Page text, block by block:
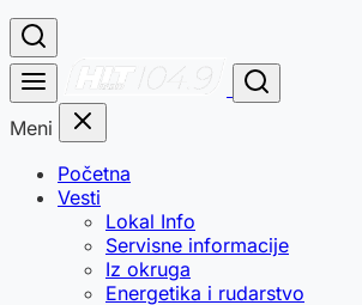
Meni
Početna
Vesti
Lokal Info
Servisne informacije
Iz okruga
Energetika i rudarstvo